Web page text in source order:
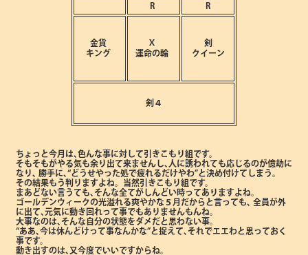
R R
金貨
キング
Ⅹ
運命の輪
剣
クイーン
剣４
ちょっと今月は､色んな事に対して引きこもり組です。
そもそもがやる気も余り出て来ませんし､人に誘われても応じるのが億劫に
なり､ 勝手に､“どうせやった処で疲れるだけやわ”と決め付けてしまう。
その結果もう判りますよね。当然引きこもり組です。
まあどない言うても､そんな全てがしんどい時ってありますよね。
ゴールデンウィークの光溢れる爽やかな５月だからと言っても､ 全員が外
に出て､元気に動き回れって事でもありませんもんね。
大事なのは､そんな自分の状態をダメだと思わない事。
“ああ､今は休んどけって事なんかな”と捉えて､それでエエわと思っておく
事です。
動き出すのは､又今度でいいですからね。